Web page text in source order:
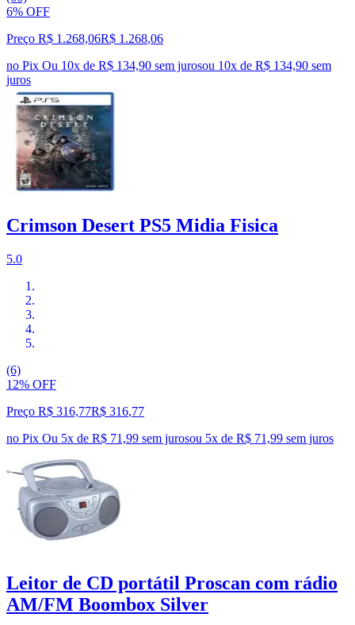
6% OFF
Preço R$ 1.268,06R$ 1.268,06
no Pix Ou 10x de R$ 134,90 sem jurosou 10x de R$ 134,90 sem
juros
Crimson Desert PS5 Midia Fisica
5.0
(6)
12% OFF
Preço R$ 316,77R$ 316,77
no Pix Ou 5x de R$ 71,99 sem jurosou 5x de R$ 71,99 sem juros
Leitor de CD portátil Proscan com rádio
AM/FM Boombox Silver